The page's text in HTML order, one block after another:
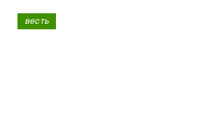
весть